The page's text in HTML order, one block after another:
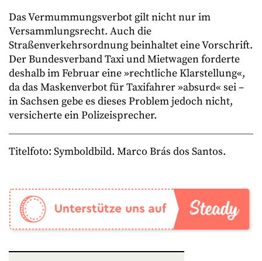
Das Vermummungsverbot gilt nicht nur im
Versammlungsrecht. Auch die
Straßenverkehrsordnung beinhaltet eine Vorschrift.
Der Bundesverband Taxi und Mietwagen forderte
deshalb im Februar eine »rechtliche Klarstellung«,
da das Maskenverbot für Taxifahrer »absurd« sei –
in Sachsen gebe es dieses Problem jedoch nicht,
versicherte ein Polizeisprecher.
Titelfoto: Symboldbild. Marco Brás dos Santos.